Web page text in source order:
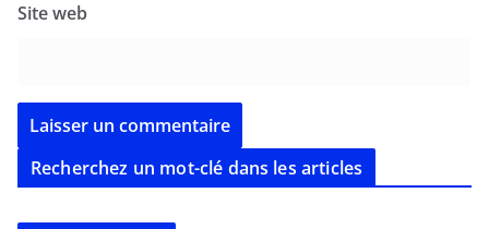
Site web
Recherchez un mot-clé dans les articles